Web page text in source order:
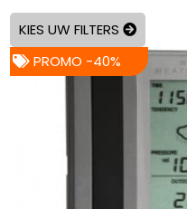
KIES UW FILTERS
PROMO -40%